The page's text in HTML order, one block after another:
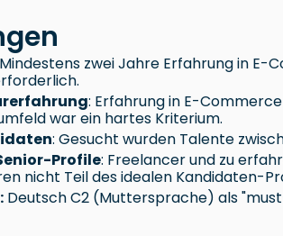
zwei Jahre Erfahrung in
: Erfahrung in E-
war ein hartes Kriterium.
: Gesucht wurden Talente
Profile: Freelancer und zu
nicht Teil des idealen Kandidaten-
Deutsch C2 (Muttersprache) als